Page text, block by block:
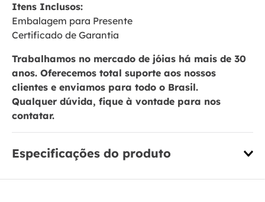
Itens Inclusos:
Embalagem para Presente
Certificado de Garantia
Trabalhamos no mercado de jóias há mais de 30
anos. Oferecemos total suporte aos nossos
clientes e enviamos para todo o Brasil.
Qualquer dúvida, fique à vontade para nos
contatar.
Especificações do produto